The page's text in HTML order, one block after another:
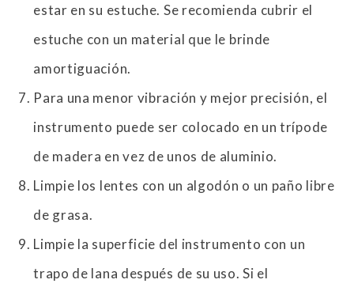
estar en su estuche. Se recomienda cubrir el
estuche con un material que le brinde
amortiguación.
Para una menor vibración y mejor precisión, el
instrumento puede ser colocado en un trípode
de madera en vez de unos de aluminio.
Limpie los lentes con un algodón o un paño libre
de grasa.
Limpie la superficie del instrumento con un
trapo de lana después de su uso. Si el